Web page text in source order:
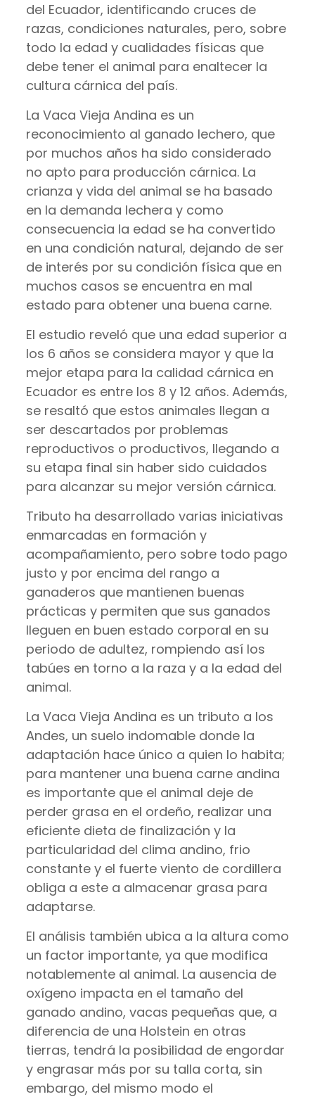
del Ecuador, identificando cruces de
razas, condiciones naturales, pero, sobre
todo la edad y cualidades físicas que
debe tener el animal para enaltecer la
cultura cárnica del país.
La Vaca Vieja Andina es un
reconocimiento al ganado lechero, que
por muchos años ha sido considerado
no apto para producción cárnica. La
crianza y vida del animal se ha basado
en la demanda lechera y como
consecuencia la edad se ha convertido
en una condición natural, dejando de ser
de interés por su condición física que en
muchos casos se encuentra en mal
estado para obtener una buena carne.
El estudio reveló que una edad superior a
los 6 años se considera mayor y que la
mejor etapa para la calidad cárnica en
Ecuador es entre los 8 y 12 años. Además,
se resaltó que estos animales llegan a
ser descartados por problemas
reproductivos o productivos, llegando a
su etapa final sin haber sido cuidados
para alcanzar su mejor versión cárnica.
Tributo ha desarrollado varias iniciativas
enmarcadas en formación y
acompañamiento, pero sobre todo pago
justo y por encima del rango a
ganaderos que mantienen buenas
prácticas y permiten que sus ganados
lleguen en buen estado corporal en su
periodo de adultez, rompiendo así los
tabúes en torno a la raza y a la edad del
animal.
La Vaca Vieja Andina es un tributo a los
Andes, un suelo indomable donde la
adaptación hace único a quien lo habita;
para mantener una buena carne andina
es importante que el animal deje de
perder grasa en el ordeño, realizar una
eficiente dieta de finalización y la
particularidad del clima andino, frio
constante y el fuerte viento de cordillera
obliga a este a almacenar grasa para
adaptarse.
El análisis también ubica a la altura como
un factor importante, ya que modifica
notablemente al animal. La ausencia de
oxígeno impacta en el tamaño del
ganado andino, vacas pequeñas que, a
diferencia de una Holstein en otras
tierras, tendrá la posibilidad de engordar
y engrasar más por su talla corta, sin
embargo, del mismo modo el